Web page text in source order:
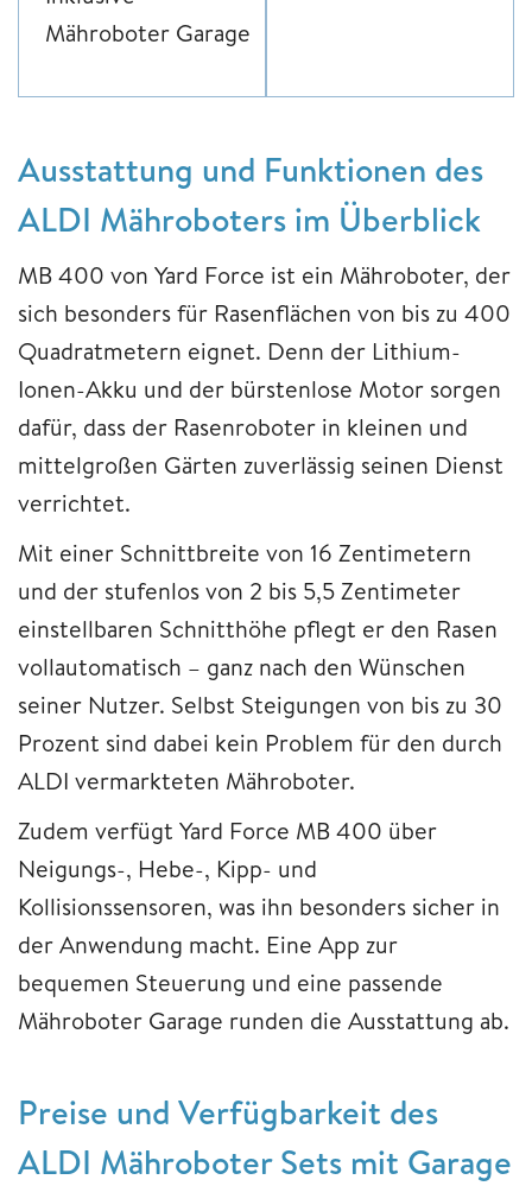
Mähroboter Garage
Ausstattung und Funktionen des
ALDI Mähroboters im Überblick
MB 400 von Yard Force ist ein Mähroboter, der
sich besonders für Rasenflächen von bis zu 400
Quadratmetern eignet. Denn der Lithium-
Ionen-Akku und der bürstenlose Motor sorgen
dafür, dass der Rasenroboter in kleinen und
mittelgroßen Gärten zuverlässig seinen Dienst
verrichtet.
Mit einer Schnittbreite von 16 Zentimetern
und der stufenlos von 2 bis 5,5 Zentimeter
einstellbaren Schnitthöhe pflegt er den Rasen
vollautomatisch – ganz nach den Wünschen
seiner Nutzer. Selbst Steigungen von bis zu 30
Prozent sind dabei kein Problem für den durch
ALDI vermarkteten Mähroboter.
Zudem verfügt Yard Force MB 400 über
Neigungs-, Hebe-, Kipp- und
Kollisionssensoren, was ihn besonders sicher in
der Anwendung macht. Eine App zur
bequemen Steuerung und eine passende
Mähroboter Garage runden die Ausstattung ab.
Preise und Verfügbarkeit des
ALDI Mähroboter Sets mit Garage